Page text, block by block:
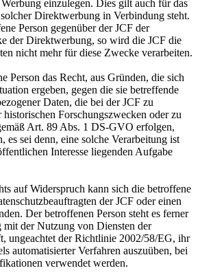
einzulegen. Dies gilt auch für das
Direktwerbung in Verbindung steht.
Person gegenüber der JCF der
der Direktwerbung, so wird die JCF die
nicht mehr für diese Zwecke verarbeiten.
Person das Recht, aus Gründen, die sich
ergeben, gegen die sie betreffende
Daten, die bei der JCF zu
Forschungszwecken oder zu
Art. 89 Abs. 1 DS-GVO erfolgen,
es sei denn, eine solche Verarbeitung ist
Interesse liegenden Aufgabe
auf Widerspruch kann sich die betroffene
der JCF oder einen
Der betroffenen Person steht es ferner
mit der Nutzung von Diensten der
ungeachtet der Richtlinie 2002/58/EG, ihr
automatisierter Verfahren auszuüben, bei
verwendet werden.